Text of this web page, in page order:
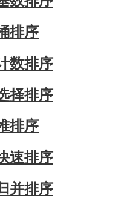
排序
数排序
择排序
排序
速排序
并排序